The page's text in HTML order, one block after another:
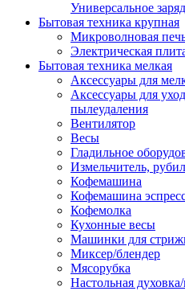
Универсальное
Бытовая техника крупная
Микроволновая
Электрическая
Бытовая техника мелкая
Аксессуары для
Аксессуары для
пылеудаления
Вентилятор
Весы
Гладильное
Измельчитель,
Кофемашина
Кофемашина
Кофемолка
Кухонные весы
Машинки для
Миксер/блендер
Мясорубка
Настольная